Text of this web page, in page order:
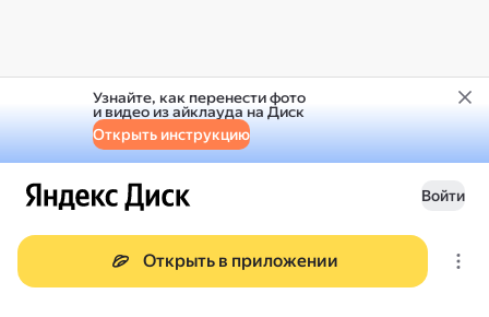
Узнайте, как перенести фото
и видео из айклауда на Диск
Открыть инструкцию
Войти
Открыть в приложении